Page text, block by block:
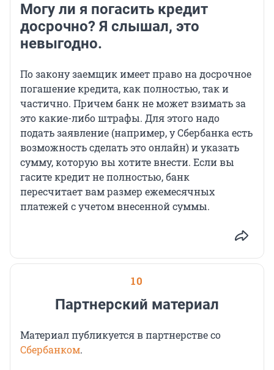
Могу ли я погасить кредит
досрочно? Я слышал, это
невыгодно.
По закону заемщик имеет право на досрочное
погашение кредита, как полностью, так и
частично. Причем банк не может взимать за
это какие-либо штрафы. Для этого надо
подать заявление (например, у Сбербанка есть
возможность сделать это онлайн) и указать
сумму, которую вы хотите внести. Если вы
гасите кредит не полностью, банк
пересчитает вам размер ежемесячных
платежей с учетом внесенной суммы.
10
Партнерский материал
Материал публикуется в партнерстве со
Сбербанком.